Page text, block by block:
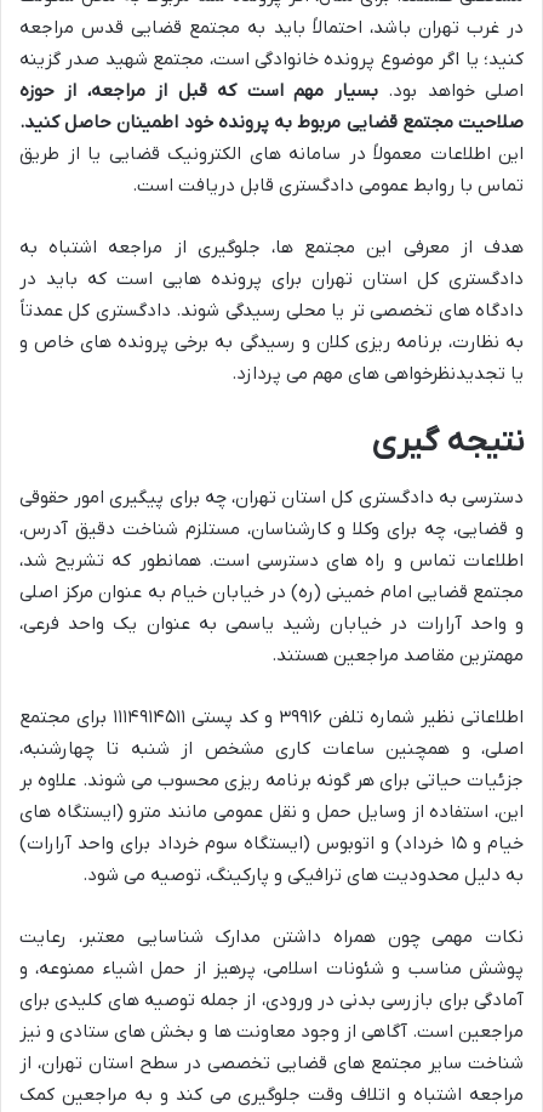
در غرب تهران باشد، احتمالاً باید به مجتمع قضایی قدس مراجعه
کنید؛ یا اگر موضوع پرونده خانوادگی است، مجتمع شهید صدر گزینه
اصلی خواهد بود.بسیار مهم است که قبل از مراجعه، از حوزه
صلاحیت مجتمع قضایی مربوط به پرونده خود اطمینان حاصل کنید.
این اطلاعات معمولاً در سامانه های الکترونیک قضایی یا از طریق
تماس با روابط عمومی دادگستری قابل دریافت است.
هدف از معرفی این مجتمع ها، جلوگیری از مراجعه اشتباه به
دادگستری کل استان تهران برای پرونده هایی است که باید در
دادگاه های تخصصی تر یا محلی رسیدگی شوند. دادگستری کل عمدتاً
به نظارت، برنامه ریزی کلان و رسیدگی به برخی پرونده های خاص و
یا تجدیدنظرخواهی های مهم می پردازد.
نتیجه گیری
دسترسی به دادگستری کل استان تهران، چه برای پیگیری امور حقوقی
و قضایی، چه برای وکلا و کارشناسان، مستلزم شناخت دقیق آدرس،
اطلاعات تماس و راه های دسترسی است. همانطور که تشریح شد،
مجتمع قضایی امام خمینی (ره) در خیابان خیام به عنوان مرکز اصلی
و واحد آرارات در خیابان رشید یاسمی به عنوان یک واحد فرعی،
مهمترین مقاصد مراجعین هستند.
اطلاعاتی نظیر شماره تلفن ۳۹۹۱۶ و کد پستی ۱۱۱۴۹۱۴۵۱۱ برای مجتمع
اصلی، و همچنین ساعات کاری مشخص از شنبه تا چهارشنبه،
جزئیات حیاتی برای هر گونه برنامه ریزی محسوب می شوند. علاوه بر
این، استفاده از وسایل حمل و نقل عمومی مانند مترو (ایستگاه های
خیام و ۱۵ خرداد) و اتوبوس (ایستگاه سوم خرداد برای واحد آرارات)
به دلیل محدودیت های ترافیکی و پارکینگ، توصیه می شود.
نکات مهمی چون همراه داشتن مدارک شناسایی معتبر، رعایت
پوشش مناسب و شئونات اسلامی، پرهیز از حمل اشیاء ممنوعه، و
آمادگی برای بازرسی بدنی در ورودی، از جمله توصیه های کلیدی برای
مراجعین است. آگاهی از وجود معاونت ها و بخش های ستادی و نیز
شناخت سایر مجتمع های قضایی تخصصی در سطح استان تهران، از
مراجعه اشتباه و اتلاف وقت جلوگیری می کند و به مراجعین کمک